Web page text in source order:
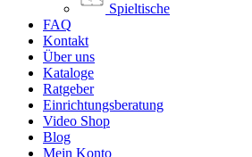
Spieltische
FAQ
Kontakt
Über uns
Kataloge
Ratgeber
Einrichtungsberatung
Video Shop
Blog
Mein Konto